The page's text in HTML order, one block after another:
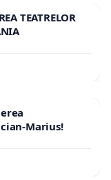
TEATRELOR
Marius!